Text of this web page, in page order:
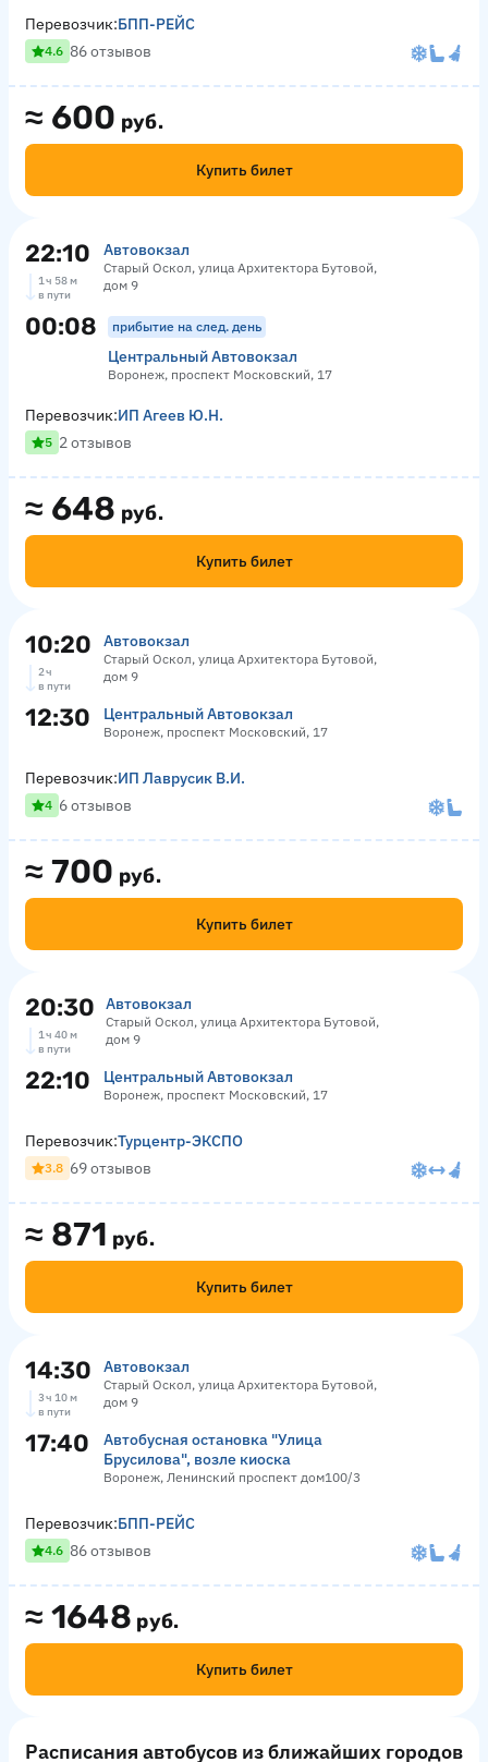
≈ 600 руб.
Купить билет
Перевозчик:БПП-РЕЙС
4.6 86 отзывов
22:10 Автовокзал
Старый Оскол, улица Архитектора Бутовой,
дом 9
1 ч 58 м
в пути
00:08 прибытие на след. день
Центральный Автовокзал
Воронеж, проспект Московский, 17
≈ 648 руб.
Купить билет
Перевозчик:ИП Агеев Ю.Н.
5 2 отзывов
10:20 Автовокзал
Старый Оскол, улица Архитектора Бутовой,
дом 9
2 ч
в пути
12:30 Центральный Автовокзал
Воронеж, проспект Московский, 17
≈ 700 руб.
Купить билет
Перевозчик:ИП Лаврусик В.И.
4 6 отзывов
20:30 Автовокзал
Старый Оскол, улица Архитектора Бутовой,
дом 9
1 ч 40 м
в пути
22:10 Центральный Автовокзал
Воронеж, проспект Московский, 17
≈ 871 руб.
Купить билет
Перевозчик:Турцентр-ЭКСПО
3.8 69 отзывов
14:30 Автовокзал
Старый Оскол, улица Архитектора Бутовой,
дом 9
3 ч 10 м
в пути
17:40
Автобусная остановка "Улица
Брусилова", возле киоска
Воронеж, Ленинский проспект дом100/3
≈ 1648 руб.
Купить билет
Перевозчик:БПП-РЕЙС
4.6 86 отзывов
Расписания автобусов из ближайших городов